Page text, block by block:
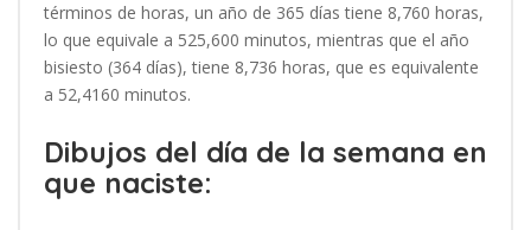
términos de horas, un año de 365 días tiene 8,760 horas,
lo que equivale a 525,600 minutos, mientras que el año
bisiesto (364 días), tiene 8,736 horas, que es equivalente
a 52,4160 minutos.
Dibujos del día de la semana en
que naciste: